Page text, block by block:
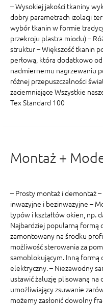
– Wysokiej jakości tkaniny
dobry parametrach izolacji
wybór tkanin w formie
przekroju plastra miodu) –
struktur – Większość tkanin
perłową, która dodatkowo
nadmiernemu nagrzewaniu
różnej przepuszczalności
zaciemniające Wszystkie
Tex Standard 100
Montaż +
– Prosty montaż i demontaż
inwazyjne i bezinwazyjne –
typów i kształtów okien, np.
Najbardziej popularną formą
zamontowany na środku
możliwość sterowania za
samoblokującym. Inną formą
elektryczny. – Niezawodny
ustawić żaluzję plisowaną na
umożliwiający zsuwanie
możemy zasłonić dowolny